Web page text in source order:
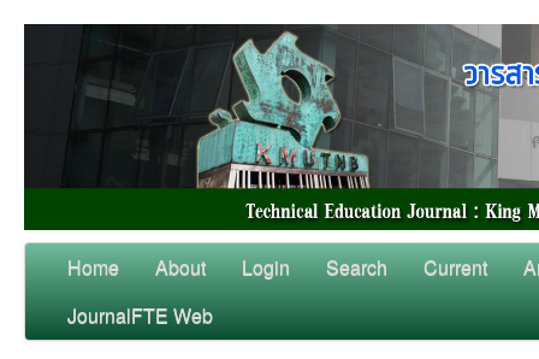
Home About Login Search Current
JournalFTE Web